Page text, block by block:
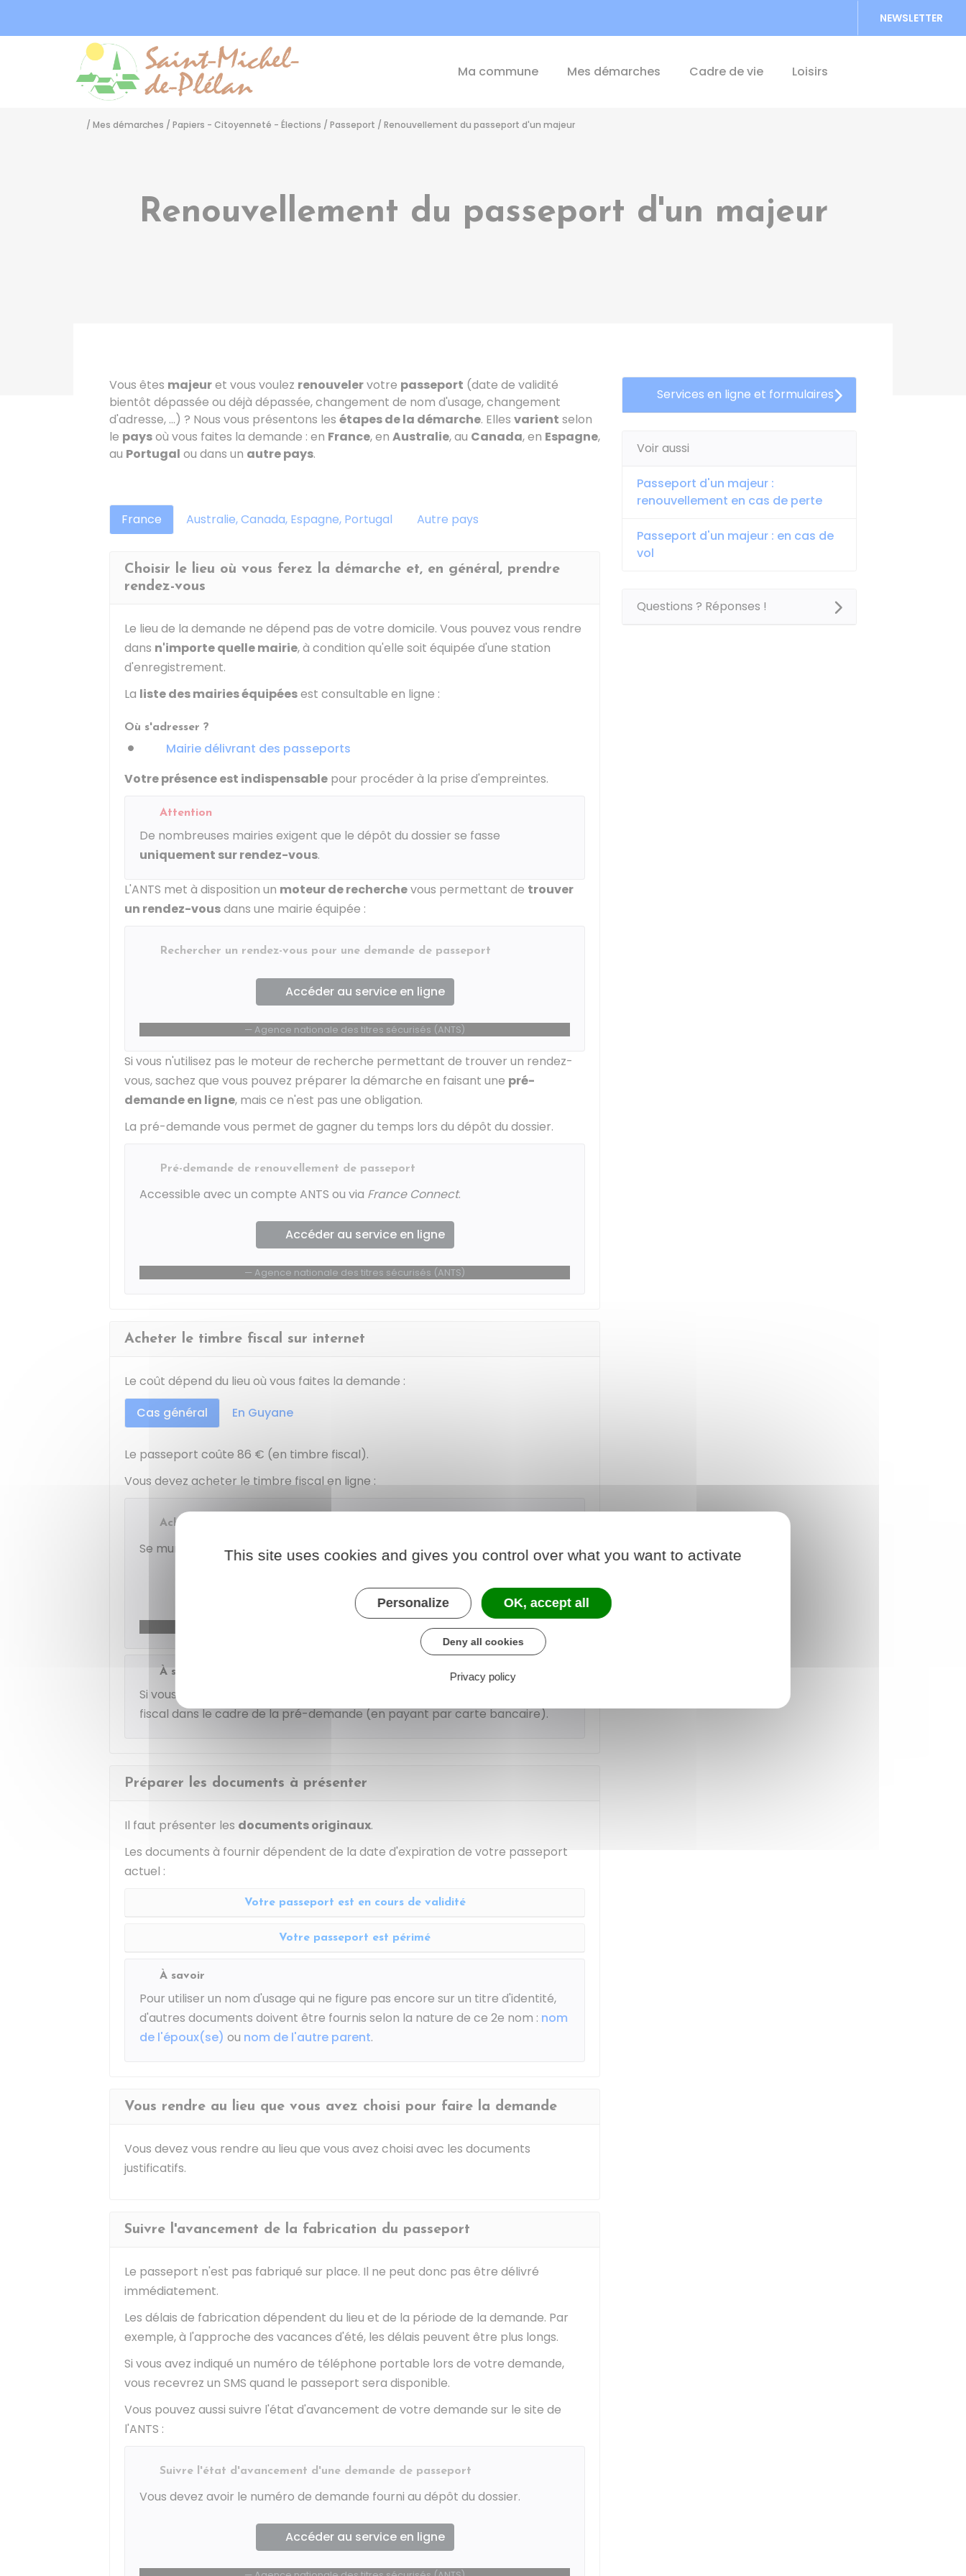
NEWSLETTER
Ma commune Mes démarches Cadre de vie Loisirs
/ Mes démarches / Papiers - Citoyenneté - Élections / Passeport / Renouvellement du passeport d'un majeur
Renouvellement du passeport d'un majeur
Vous êtes majeuret vous voulez renouvelervotre passeport (date de validité
bientôt dépassée ou déjà dépassée, changement de nom d'usage, changement
d'adresse, ...) ? Nous vous présentons les étapes de la démarche. Elles varient selon
le paysoù vous faites la demande : en France, en Australie, au Canada, en Espagne,
au Portugal ou dans un autre pays.
France Australie, Canada, Espagne, Portugal Autre pays
Choisir le lieu où vous ferez la démarche et, en général, prendre
rendez-vous
Le lieu de la demande ne dépend pas de votre domicile. Vous pouvez vous rendre
dans n'importe quelle mairie, à condition qu'elle soit équipée d'une station
d'enregistrement.
La liste des mairies équipéesest consultable en ligne :
Où s'adresser ?
Mairie délivrant des passeports
Votre présence est indispensable pour procéder à la prise d'empreintes.
Attention
De nombreuses mairies exigent que le dépôt du dossier se fasse
uniquement sur rendez-vous.
L'ANTS met à disposition un moteur de recherchevous permettant de trouver
un rendez-vousdans une mairie équipée :
Rechercher un rendez-vous pour une demande de passeport
Accéder au service en ligne
Agence nationale des titres sécurisés (ANTS)
Si vous n'utilisez pas le moteur de recherche permettant de trouver un rendez-
vous, sachez que vous pouvez préparer la démarche en faisant une pré-
demande en ligne, mais ce n'est pas une obligation.
La pré-demande vous permet de gagner du temps lors du dépôt du dossier.
Pré-demande de renouvellement de passeport
Accessible avec un compte ANTS ou via France Connect.
Accéder au service en ligne
Agence nationale des titres sécurisés (ANTS)
Acheter le timbre fiscal sur internet
Le coût dépend du lieu où vous faites la demande :
Cas général
En Guyane
Le passeport coûte 86 € (en timbre fiscal).
Vous devez acheter le timbre fiscal en ligne :
Achat en ligne du timbre fiscal - Passeport
Se munir d'une carte bancaire.
Accéder au service en ligne
Ministère chargé des finances
À savoir
Si vous faites la
fiscal dans le cadre de la pré-demande (en payant par carte bancaire).
Préparer les documents à présenter
Il faut présenter les documentsoriginaux.
Les documents à fournir dépendent de la date d'expiration de votre passeport
actuel :
Votre passeport est en cours de validité
Votre passeport est périmé
À savoir
Pour utiliser un nom d'usage qui ne figure pas encore sur un titre d'identité,
d'autres documents doivent être fournis selon la nature de ce 2e nom : nom
de l'époux(se) ou nom de l'autre parent.
Vous rendre au lieu que vous avez choisi pour faire la demande
Vous devez vous rendre au lieu que vous avez choisi avec les documents
justificatifs.
Suivre l'avancement de la fabrication du passeport
Le passeport n'est pas fabriqué sur place. Il ne peut donc pas être délivré
immédiatement.
Les délais de fabrication dépendent du lieu et de la période de la demande. Par
exemple, à l'approche des vacances d'été, les délais peuvent être plus longs.
Si vous avez indiqué un numéro de téléphone portable lors de votre demande,
vous recevrez un SMS quand le passeport sera disponible.
Vous pouvez aussi suivre l'état d'avancement de votre demande sur le site de
l'ANTS :
Suivre l'état d'avancement d'une demande de passeport
Vous devez avoir le numéro de demande fourni au dépôt du dossier.
Accéder au service en ligne
Services en ligne et formulaires
Voir aussi
Passeport d'un majeur :
renouvellement en cas de perte
Passeport d'un majeur : en cas de
vol
Questions ? Réponses !
This site uses cookies and gives you control over what you want to activate
Personalize OK, accept all
Deny all cookies
Privacy policy